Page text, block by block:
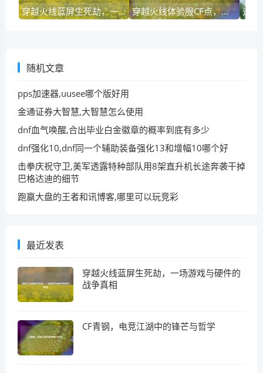
穿越火线蓝屏生死劫，一场游戏与硬件的战争真相 穿越火线体验服CF点，测试新世界的秘钥与隐藏经济生态
随机文章
pps加速器,uusee哪个版好用
金通证券大智慧,大智慧怎么使用
dnf血气唤醒,合出毕业白金徽章的概率到底有多少
dnf强化10,dnf同一个辅助装备强化13和增幅10哪个好
击拳庆祝守卫,美军透露特种部队用8架直升机长途奔袭干掉
巴格达迪的细节
跑赢大盘的王者和讯博客,哪里可以玩竞彩
最近发表
穿越火线蓝屏生死劫，一场游戏与硬件的
战争真相
CF青钢，电竞江湖中的锋芒与哲学